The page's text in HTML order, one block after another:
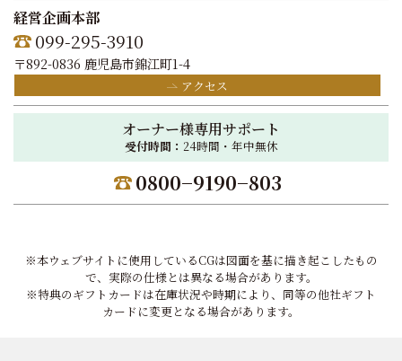
経営企画本部
099-295-3910
〒892-0836 鹿児島市錦江町1-4
アクセス
オーナー様専用サポート
受付時間： 24時間・年中無休
0800−9190−803
※本ウェブサイトに使用しているCGは図面を基に描き起こしたもの
で、実際の仕様とは異なる場合があります。
※特典のギフトカードは在庫状況や時期により、同等の他社ギフト
カードに変更となる場合があります。